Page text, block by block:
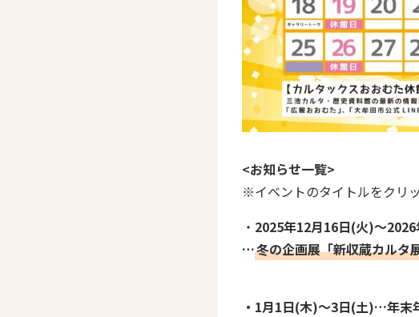
<お知らせ一覧>
※イベントのタイトルをクリ
・ 2025年12月16日(火)～
…冬の企画展「新収蔵カルタ
・1月1日(木)～3日(土)…年末